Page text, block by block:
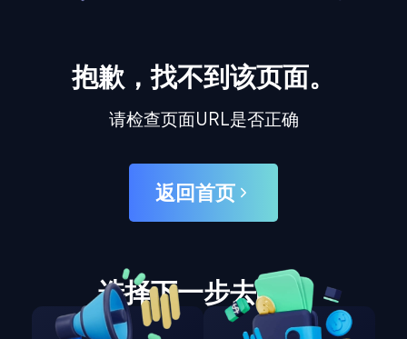
抱歉，找不到该页面。
请检查页面URL是否正确
返回首页
选择下一步去哪里